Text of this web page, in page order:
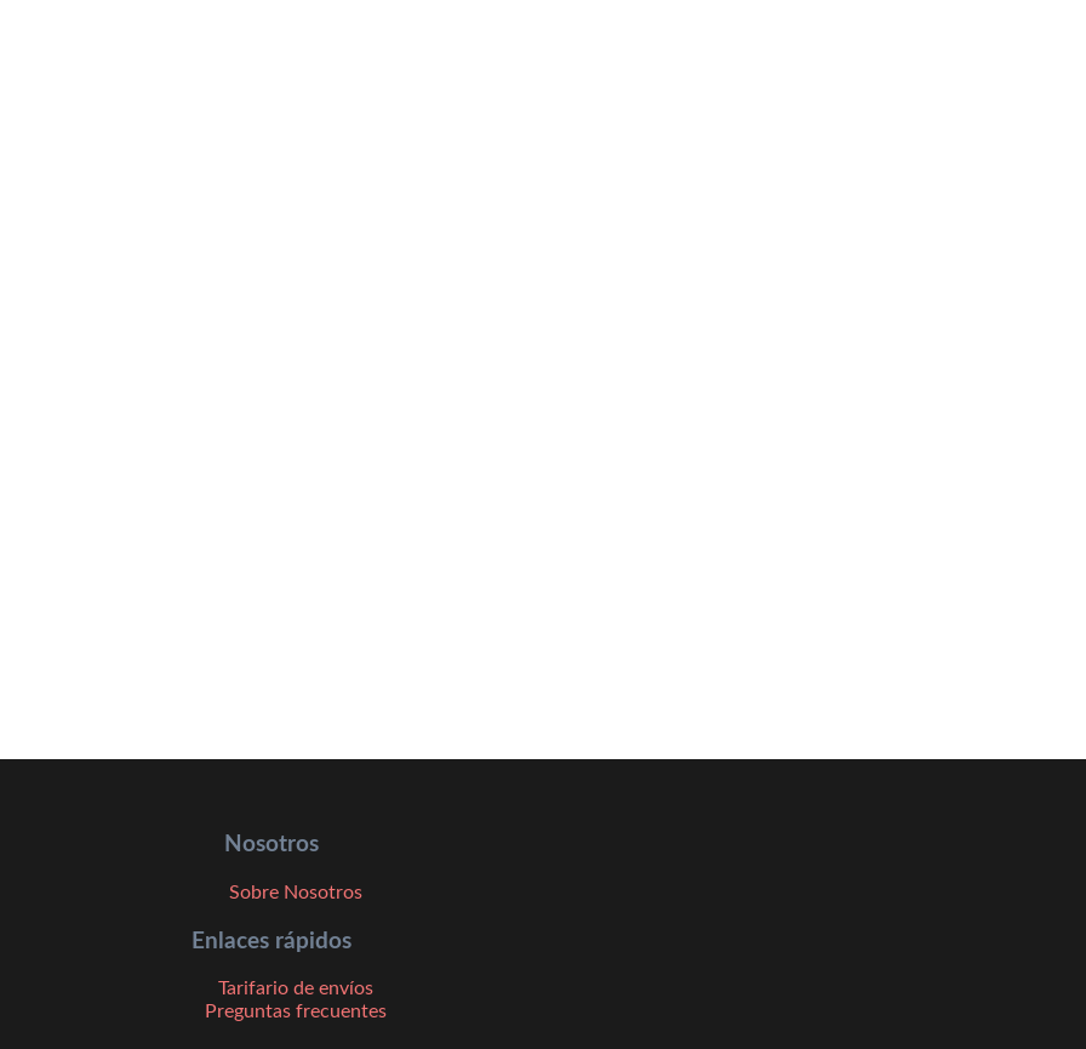
Nosotros
Sobre Nosotros
Enlaces rápidos
Tarifario de envíos
Preguntas frecuentes